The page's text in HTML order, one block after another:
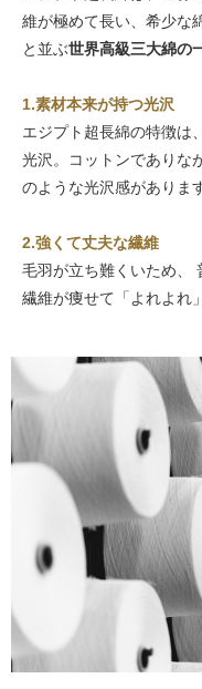
維が極めて長い、希少な
と並ぶ世界高級三大綿の
1.素材本来が持つ光沢
エジプト超長綿の特徴は
光沢。コットンでありな
のような光沢感がありま
2.強くて丈夫な繊維
毛羽が立ち難くいため、
繊維が痩せて「よれよれ